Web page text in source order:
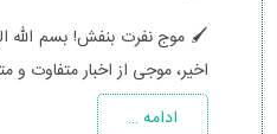
🖌 موج نفرت بنفش! بسم الله
اخیر، موجی از اخبار متفاوت و
ادامه …